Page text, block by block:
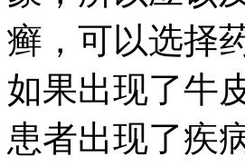
癣，可以选择
如果出现了牛
患者出现了疾